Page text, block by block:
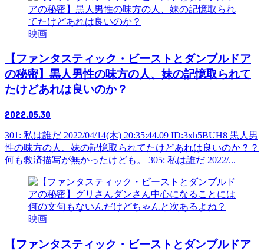
映画
【ファンタスティック・ビーストとダンブルドア
の秘密】黒人男性の味方の人、妹の記憶取られて
たけどあれは良いのか？
2022.05.30
301: 私は誰だ 2022/04/14(木) 20:35:44.09 ID:3xh5BUH8 黒人男
性の味方の人、妹の記憶取られてたけどあれは良いのか？？
何も救済描写が無かったけども。 305: 私は誰だ 2022/...
映画
【ファンタスティック・ビーストとダンブルドア